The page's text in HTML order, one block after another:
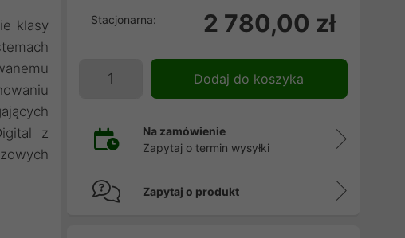
klasy
z
Stacjonarna: 2 780,00 zł
Dodaj do koszyka
Na zamówienie
Zapytaj o termin wysyłki
Zapytaj o produkt